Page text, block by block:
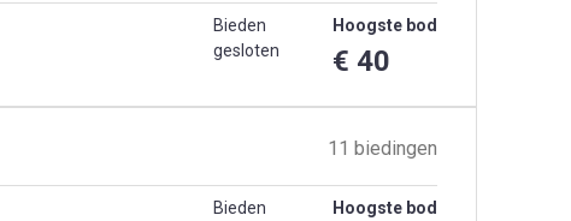
Bieden
gesloten
Hoogste bod
€ 40
11 biedingen
Bieden
Hoogste bod